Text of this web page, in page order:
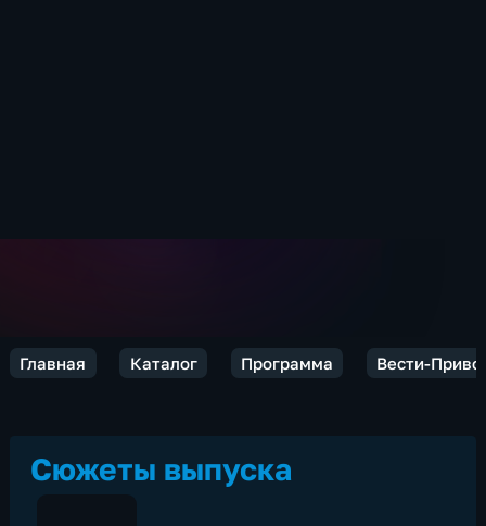
Главная Каталог Программа Вести-
Сюжеты выпуска